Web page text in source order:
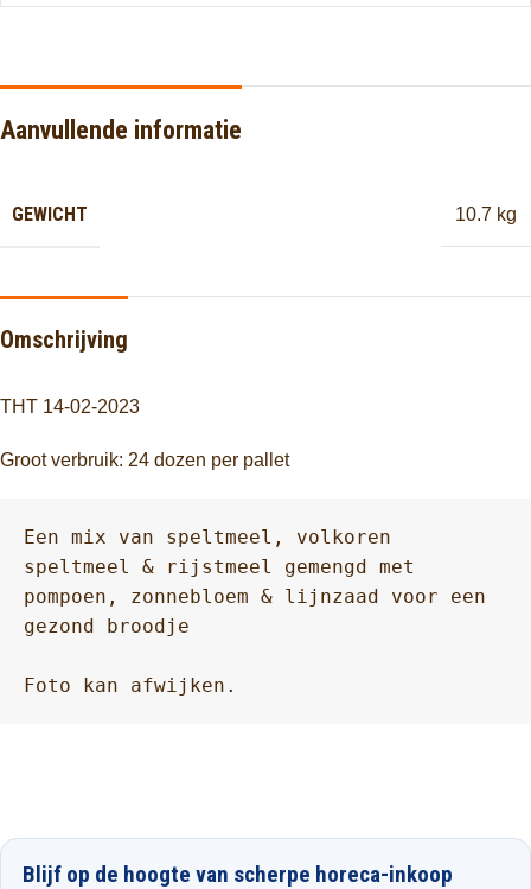
Aanvullende informatie
GEWICHT 10.7 kg
Omschrijving
THT 14-02-2023
Groot verbruik: 24 dozen per pallet
Een mix van speltmeel, volkoren
speltmeel & rijstmeel gemengd met
pompoen, zonnebloem & lijnzaad voor een
gezond broodje
Foto kan afwijken.
Blijf op de hoogte van scherpe horeca-inkoop